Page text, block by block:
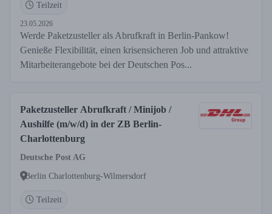
Teilzeit
23.05.2026
Werde Paketzusteller als Abrufkraft in Berlin-Pankow!
Genieße Flexibilität, einen krisensicheren Job und attraktive
Mitarbeiterangebote bei der Deutschen Pos...
Paketzusteller Abrufkraft / Minijob /
Aushilfe (m/w/d) in der ZB Berlin-
Charlottenburg
Deutsche Post AG
Berlin Charlottenburg-Wilmersdorf
Teilzeit